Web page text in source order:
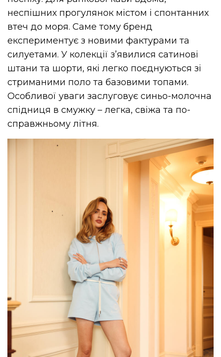
неспішних прогулянок містом і спонтанних
втеч до моря. Саме тому бренд
експериментує з новими фактурами та
силуетами. У колекції з’явилися сатинові
штани та шорти, які легко поєднуються зі
стриманими поло та базовими топами.
Особливої уваги заслуговує синьо-молочна
спідниця в смужку – легка, свіжа та по-
справжньому літня.